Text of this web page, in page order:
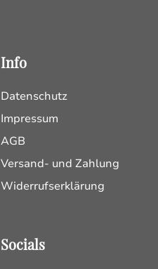
Info
Datenschutz
Impressum
AGB
Versand- und Zahlung
Widerrufserklärung
Socials